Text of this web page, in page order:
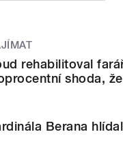
rehabilitoval
shoda,
Berana